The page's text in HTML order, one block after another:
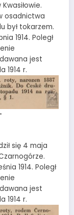
osadnictwa
był tokarzem.
1914. Poległ
jest
1914 r.
się 4 maja
1914. Poległ
jest
1914 r.